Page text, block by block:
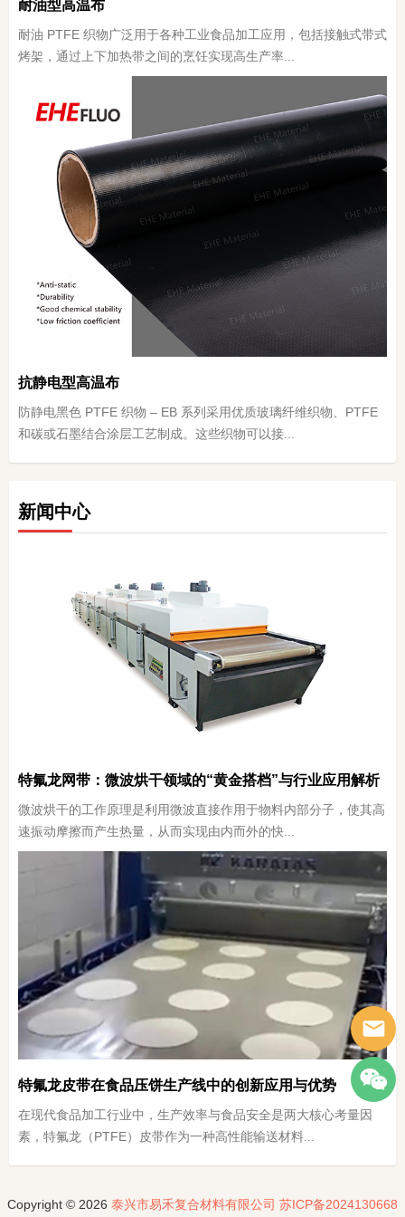
耐油型高温布
耐油 PTFE 织物广泛用于各种工业食品加工应用，包括接触式带式
烤架，通过上下加热带之间的烹饪实现高生产率...
抗静电型高温布
防静电黑色 PTFE 织物 – EB 系列采用优质玻璃纤维织物、PTFE
和碳或石墨结合涂层工艺制成。这些织物可以接...
新闻中心
特氟龙网带：微波烘干领域的“黄金搭档”与行业应用解析
微波烘干的工作原理是利用微波直接作用于物料内部分子，使其高
速振动摩擦而产生热量，从而实现由内而外的快...
特氟龙皮带在食品压饼生产线中的创新应用与优势
在现代食品加工行业中，生产效率与食品安全是两大核心考量因
素，特氟龙（PTFE）皮带作为一种高性能输送材料...
Copyright © 2026 泰兴市易禾复合材料有限公司 苏ICP备2024130668